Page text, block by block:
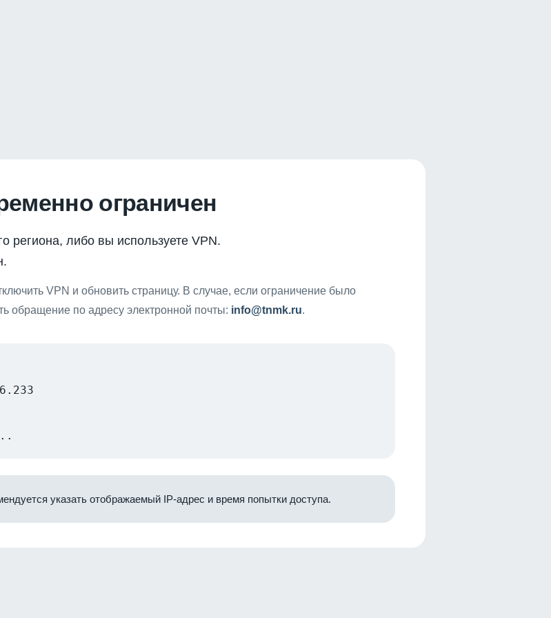
ограничен
региона, либо вы используете VPN.
VPN и обновить страницу. В случае, если ограничение было
обращение по адресу электронной почты: info@tnmk.ru.
указать отображаемый IP-адрес и время попытки доступа.